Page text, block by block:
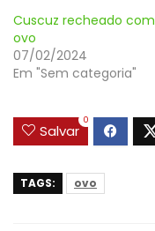
Cuscuz recheado com
ovo
07/02/2024
Em "Sem categoria"
Salvar
0
TAGS: ovo